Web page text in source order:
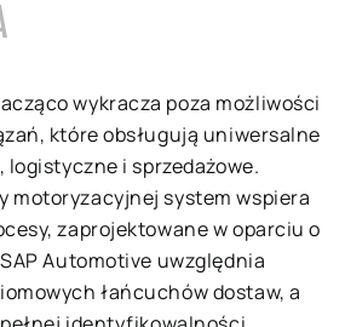
wykracza poza możliwości
które obsługują uniwersalne
i sprzedażowe.
motoryzacyjnej system wspiera
zaprojektowane w oparciu o
Automotive uwzględnia
łańcuchów dostaw, a